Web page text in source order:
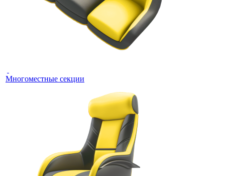
Многоместные секции